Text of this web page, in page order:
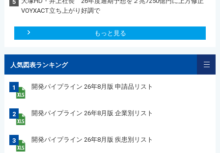
5
VOYXACT立ち上がり好調で
もっと見る
人気図表ランキング
1 開発パイプライン 26年8月版 申請品リスト
2 開発パイプライン 26年8月版 企業別リスト
3 開発パイプライン 26年8月版 疾患別リスト